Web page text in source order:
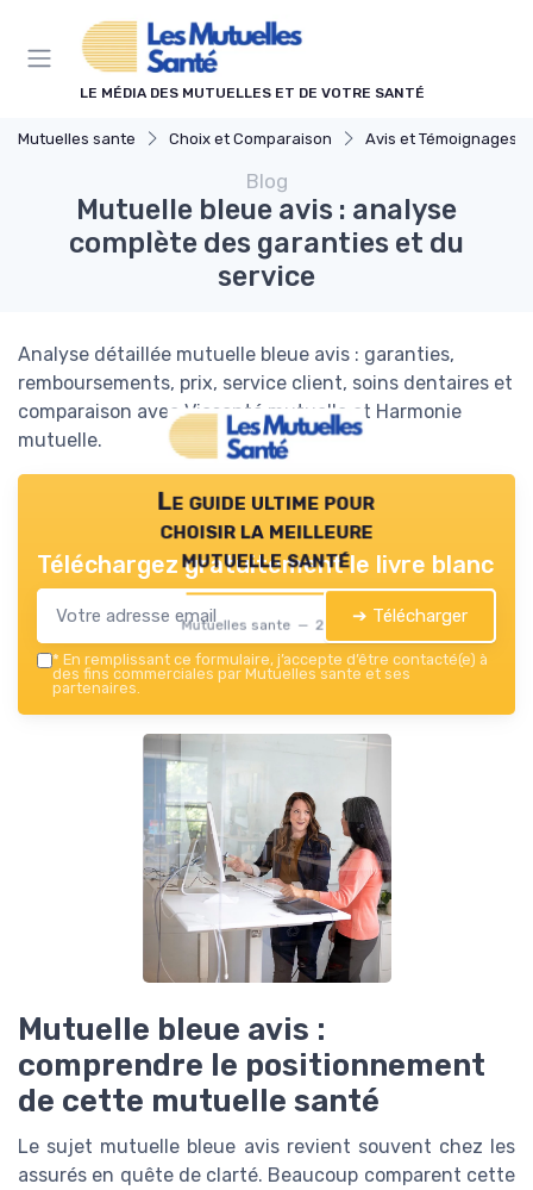
LE MÉDIA DES MUTUELLES ET DE VOTRE SANTÉ
Mutuelles sante Choix et Comparaison Avis et Témoignages
Blog
Mutuelle bleue avis : analyse
complète des garanties et du
service
Analyse détaillée mutuelle bleue avis : garanties,
remboursements, prix, service client, soins dentaires et
comparaison avec Viasanté mutuelle et Harmonie
mutuelle.
Le guide ultime pour
choisir la meilleure
mutuelle santé
Mutuelles sante — 2026
Téléchargez gratuitement le livre blanc
➔ Télécharger
* En remplissant ce formulaire, j’accepte d’être contacté(e) à
des fins commerciales par Mutuelles sante et ses
partenaires.
Mutuelle bleue avis :
comprendre le positionnement
de cette mutuelle santé
Le sujet mutuelle bleue avis revient souvent chez les
assurés en quête de clarté. Beaucoup comparent cette